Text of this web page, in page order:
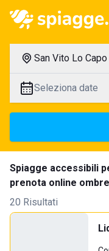
San Vito Lo Capo
Seleziona date
Spiagge accessibili
prenota online
20 Risultati